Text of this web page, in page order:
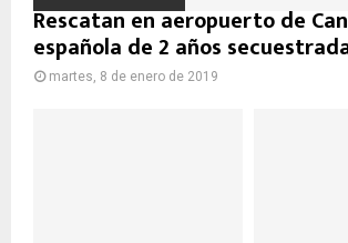
Rescatan en aeropuerto de
española de 2 años
martes, 8 de enero de 2019